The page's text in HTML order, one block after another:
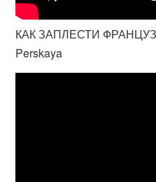
КАК ЗАПЛЕСТИ
Perskaya